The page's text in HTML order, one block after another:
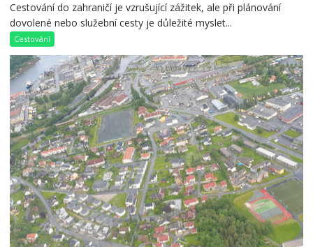
Cestování do zahraničí je vzrušující zážitek, ale při plánování
dovolené nebo služební cesty je důležité myslet...
Cestování